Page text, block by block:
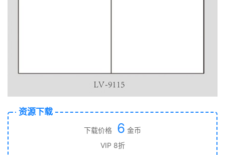
资源下载
下载价格 6 金币
VIP 8折